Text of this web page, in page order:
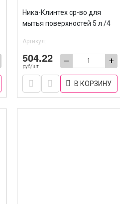
Ника-Клинтех ср-во для
мытья поверхностей 5 л /4
Артикул:
504.22
руб/шт
– +
В КОРЗИНУ